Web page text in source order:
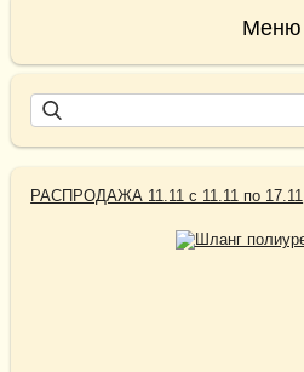
РАСПРОДАЖА 11.11 с 11.11 по 17.11